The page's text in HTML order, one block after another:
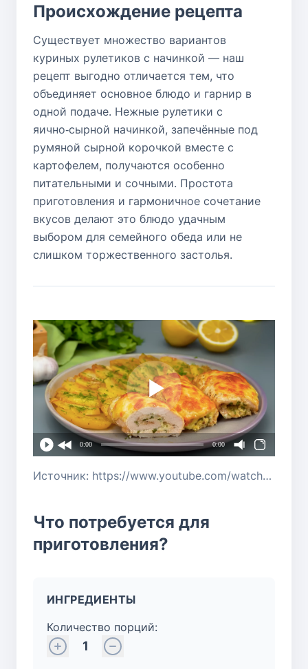
Происхождение рецепта
Существует множество вариантов
куриных рулетиков с начинкой — наш
рецепт выгодно отличается тем, что
объединяет основное блюдо и гарнир в
одной подаче. Нежные рулетики с
яично‑сырной начинкой, запечённые под
румяной сырной корочкой вместе с
картофелем, получаются особенно
питательными и сочными. Простота
приготовления и гармоничное сочетание
вкусов делают это блюдо удачным
выбором для семейного обеда или не
слишком торжественного застолья.
0:00 0:00
Источник: https://www.youtube.com/watch?v=eTMjwzSyRyk
Что потребуется для
приготовления?
ИНГРЕДИЕНТЫ
Количество порций:
1